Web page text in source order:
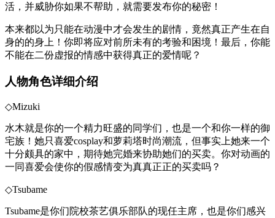
活，并威胁你如果不帮助，就需要发布你的秘密！
本来都以为只能在动漫中才会发生的剧情，竟然真正产生在自
身的的身上！你即将应对前所未有的考验和困境！最后，你能
不能在二份虚报的情感中获得真正的爱情呢？
人物角色详细介绍
◇Mizuki
水木就是你的一个精力旺盛的同学们，也是一个和你一样的御
宅族！她只喜爱cosplay和萝莉塔时尚潮流，但事实上她来一个
十分颇具的家中，期待她完婚来协助她们的买卖。你对动画的
一同喜爱会使你的假感情变为真真正正的买卖吗？
◇Tsubame
Tsubame是你们院校茶艺俱乐部队的现任主席，也是你们感兴